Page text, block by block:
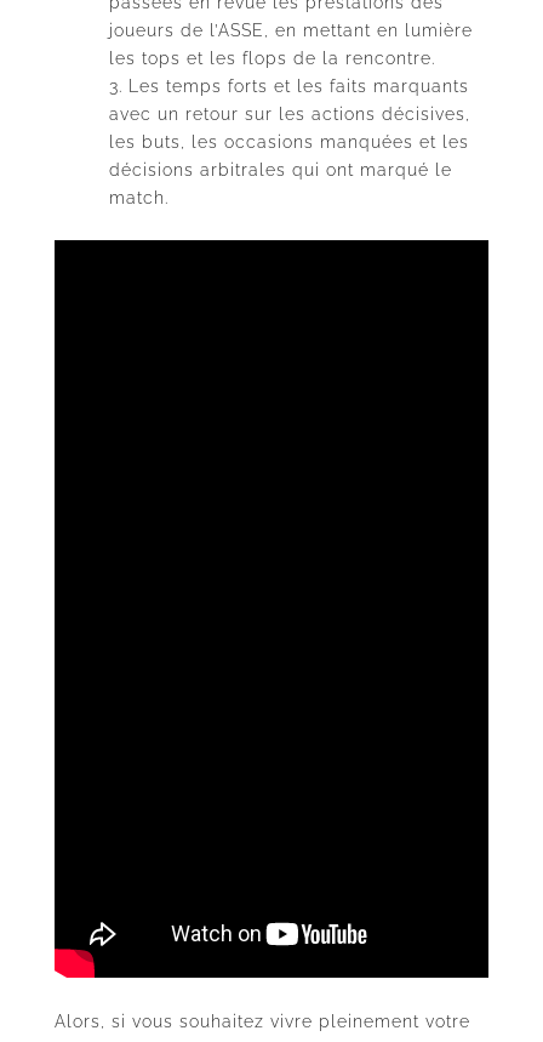
joueurs de l’ASSE, en mettant en lumière
les tops et les flops de la rencontre.
Les temps forts et les faits marquants
avec un retour sur les actions décisives,
les buts, les occasions manquées et les
décisions arbitrales qui ont marqué le
match.
Alors, si vous souhaitez vivre pleinement votre